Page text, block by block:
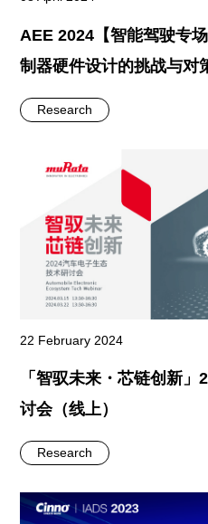
AEE 2024【智能驾驶专
制器硬件设计的挑战与对
Research
22 February 2024
「智驭未来・芯链创新
讨会（线上）
Research